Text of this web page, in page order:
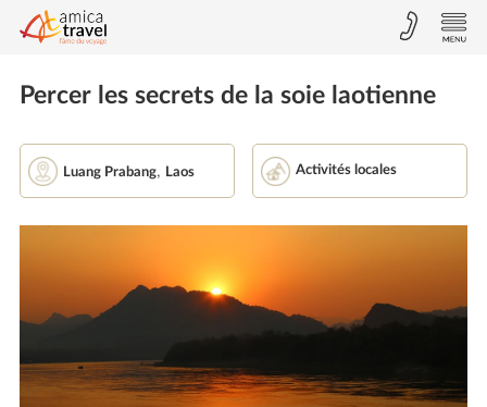
Percer les secrets de la soie laotienne
Luang Prabang, Laos Activités locales